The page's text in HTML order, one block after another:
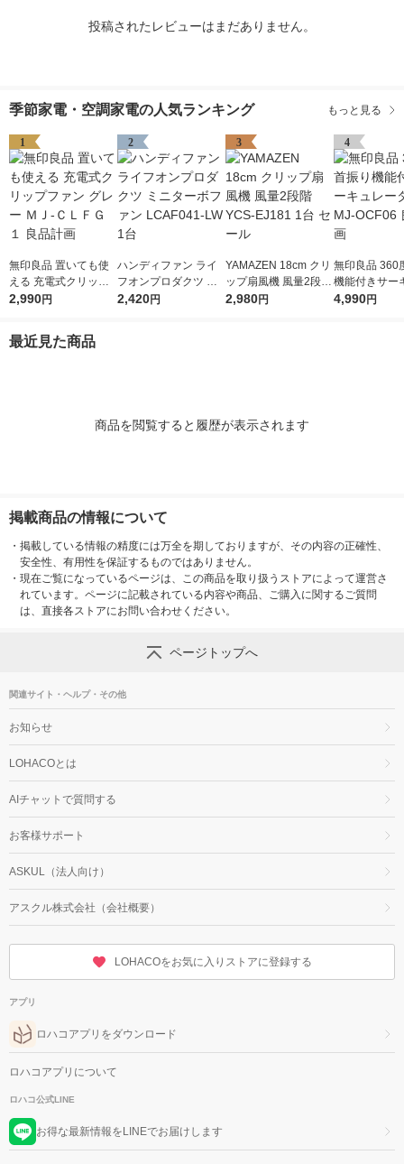
投稿されたレビューはまだありません。
季節家電・空調家電の人気ランキング もっと見る
1
無印良品 置いても使
える 充電式クリップ
ファン グレー ＭＪ-Ｃ
2,990円
2
ハンディファン ライ
フオンプロダクツ ミ
ニターボファン LCAF
2,420円
3
YAMAZEN 18cm クリ
ップ扇風機 風量2段階
YCS-EJ181 1台 セー
2,980円
4
無印良品 360
機能付きサー
ター6畳 MJ-
4,990円
最近見た商品
商品を閲覧すると履歴が表示されます
掲載商品の情報について
・ 掲載している情報の精度には万全を期しておりますが、その内容の正確性、
安全性、有用性を保証するものではありません。
・ 現在ご覧になっているページは、この商品を取り扱うストアによって運営さ
れています。ページに記載されている内容や商品、ご購入に関するご質問
は、直接各ストアにお問い合わせください。
ページトップへ
関連サイト・ヘルプ・その他
お知らせ
LOHACOとは
AIチャットで質問する
お客様サポート
ASKUL（法人向け）
アスクル株式会社（会社概要）
LOHACOをお気に入りストアに登録する
アプリ
ロハコアプリをダウンロード
ロハコアプリについて
ロハコ公式LINE
お得な最新情報をLINEでお届けします